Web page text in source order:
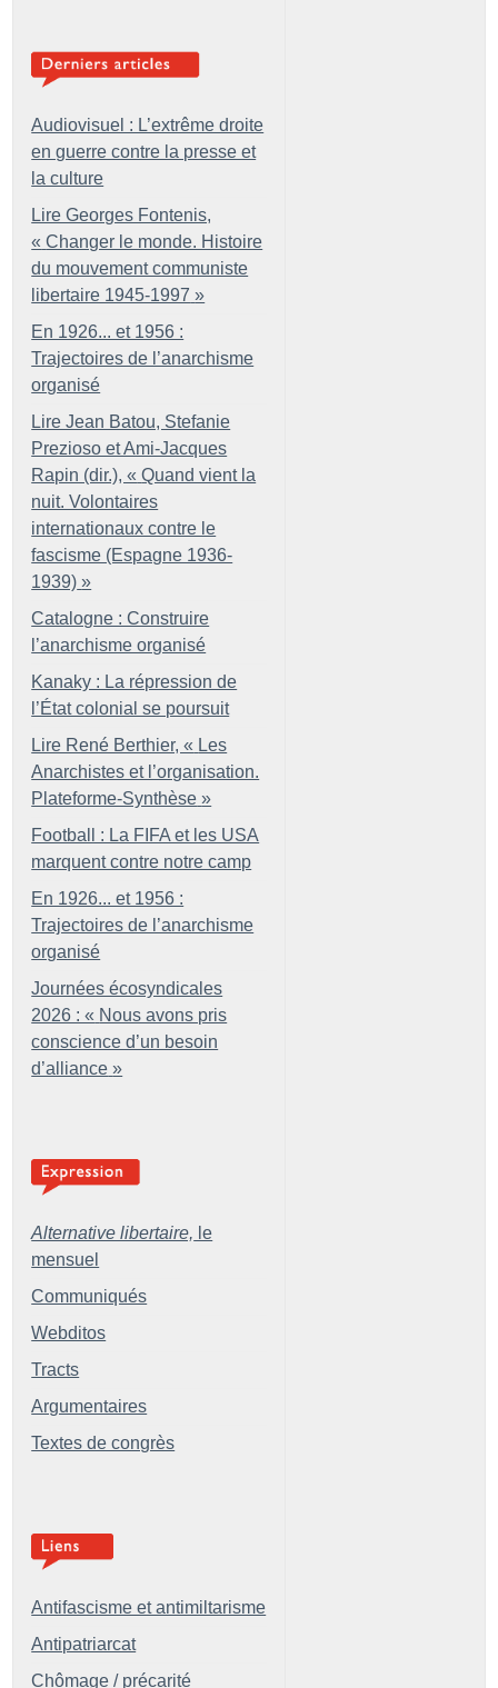
Audiovisuel : L’extrême droite
en guerre contre la presse et
la culture
Lire Georges Fontenis,
« Changer le monde. Histoire
du mouvement communiste
libertaire 1945-1997 »
En 1926... et 1956 :
Trajectoires de l’anarchisme
organisé
Lire Jean Batou, Stefanie
Prezioso et Ami-Jacques
Rapin (dir.), « Quand vient la
nuit. Volontaires
internationaux contre le
fascisme (Espagne 1936-
1939) »
Catalogne : Construire
l’anarchisme organisé
Kanaky : La répression de
l’État colonial se poursuit
Lire René Berthier, « Les
Anarchistes et l’organisation.
Plateforme-Synthèse »
Football : La FIFA et les USA
marquent contre notre camp
En 1926... et 1956 :
Trajectoires de l’anarchisme
organisé
Journées écosyndicales
2026 : « Nous avons pris
conscience d’un besoin
d’alliance »
Alternative libertaire, le
mensuel
Communiqués
Webditos
Tracts
Argumentaires
Textes de congrès
Antifascisme et antimiltarisme
Antipatriarcat
Chômage / précarité